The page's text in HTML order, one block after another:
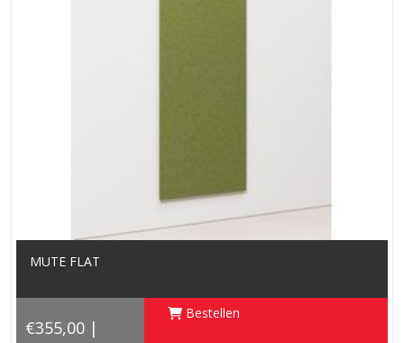
MUTE FLAT
€355,00 |
Bestellen